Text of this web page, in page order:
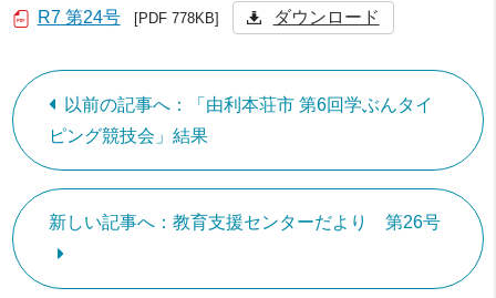
R7 第24号 [PDF 778KB] ダウンロード
以前の記事へ：「由利本荘市 第6回学ぶんタイ
ピング競技会」結果
新しい記事へ：教育支援センターだより 第26号